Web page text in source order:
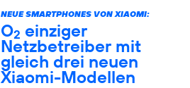
NEUE SMARTPHONES VON XIAOMI:
O2 einziger
Netzbetreiber mit
gleich drei neuen
Xiaomi-Modellen